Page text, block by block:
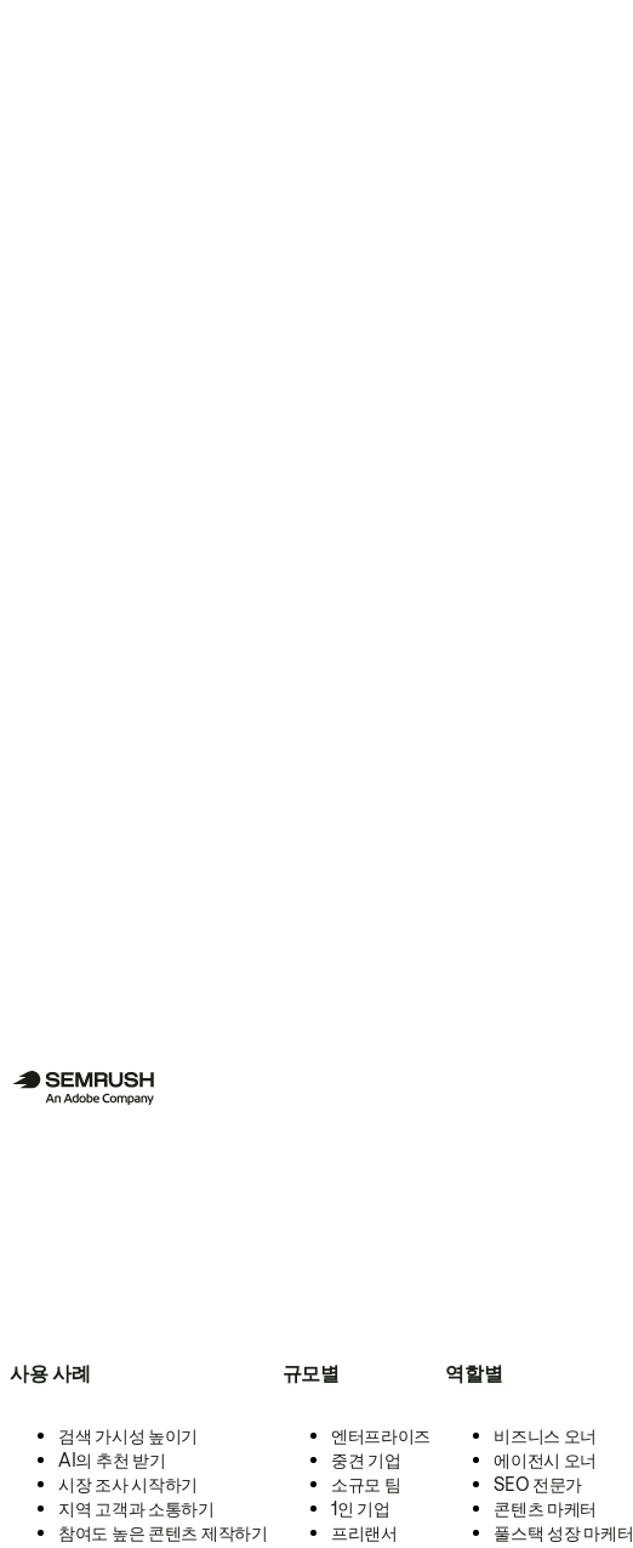
사용 사례
검색 가시성 높이기
AI의 추천 받기
시장 조사 시작하기
지역 고객과 소통하기
참여도 높은 콘텐츠 제작하기
규모별
엔터프라이즈
중견 기업
소규모 팀
1인 기업
프리랜서
역할별
비즈니스 오너
에이전시 오너
SEO 전문가
콘텐츠 마케터
풀스택 성장 마케터